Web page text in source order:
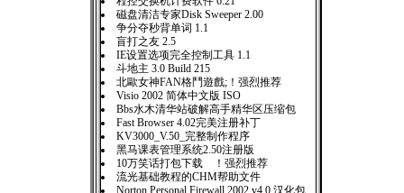
磁盘清洁专家Disk Sweeper 2.00
争分夺秒背单词 1.1
盲打之友 2.5
IE设置选项完全控制工具 1.1
斗地主 3.0 Build 215
北歐女神FAN格鬥遊戲;！强烈推荐
Visio 2002 简体中文版 ISO
Bbs水木清华站破解高手精华区压缩包
Fast Browser 4.02完美注册补丁
KV3000_V.50_完整制作程序
黑马课表管理系统2.50注册版
10万笑话打包下载 ！强烈推荐
流光基础教程的CHM帮助文件
Norton Personal Firewall 2002 v4.0 汉化包